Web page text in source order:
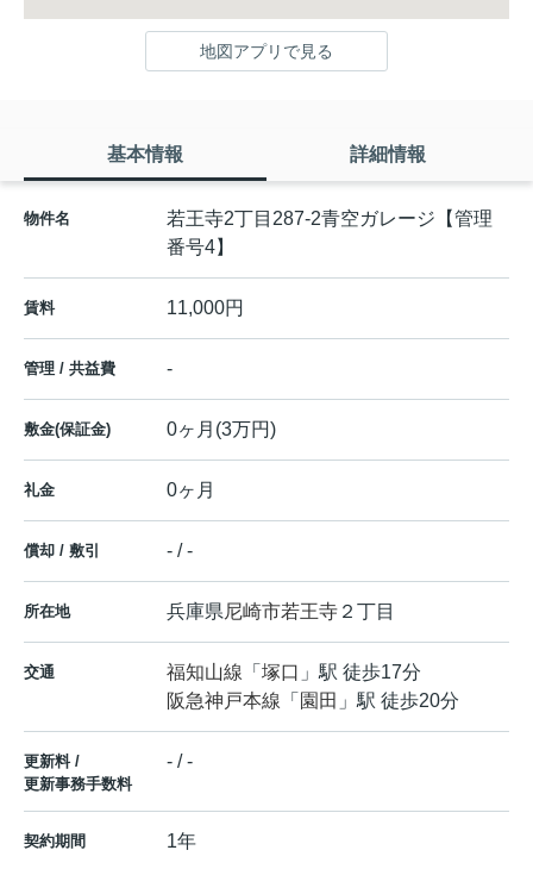
地図アプリで見る
基本情報 詳細情報
物件名
若王寺2丁目287-2青空ガレージ【管理
番号4】
賃料 11,000円
管理 / 共益費 -
敷金(保証金) 0ヶ月(3万円)
礼金 0ヶ月
償却 / 敷引 - / -
所在地 兵庫県尼崎市若王寺 ２丁目
交通 福知山線 「 塚口 」駅 徒歩17分
阪急神戸本線 「 園田 」駅 徒歩20分
更新料 /
更新事務手数料
- / -
契約期間 1年